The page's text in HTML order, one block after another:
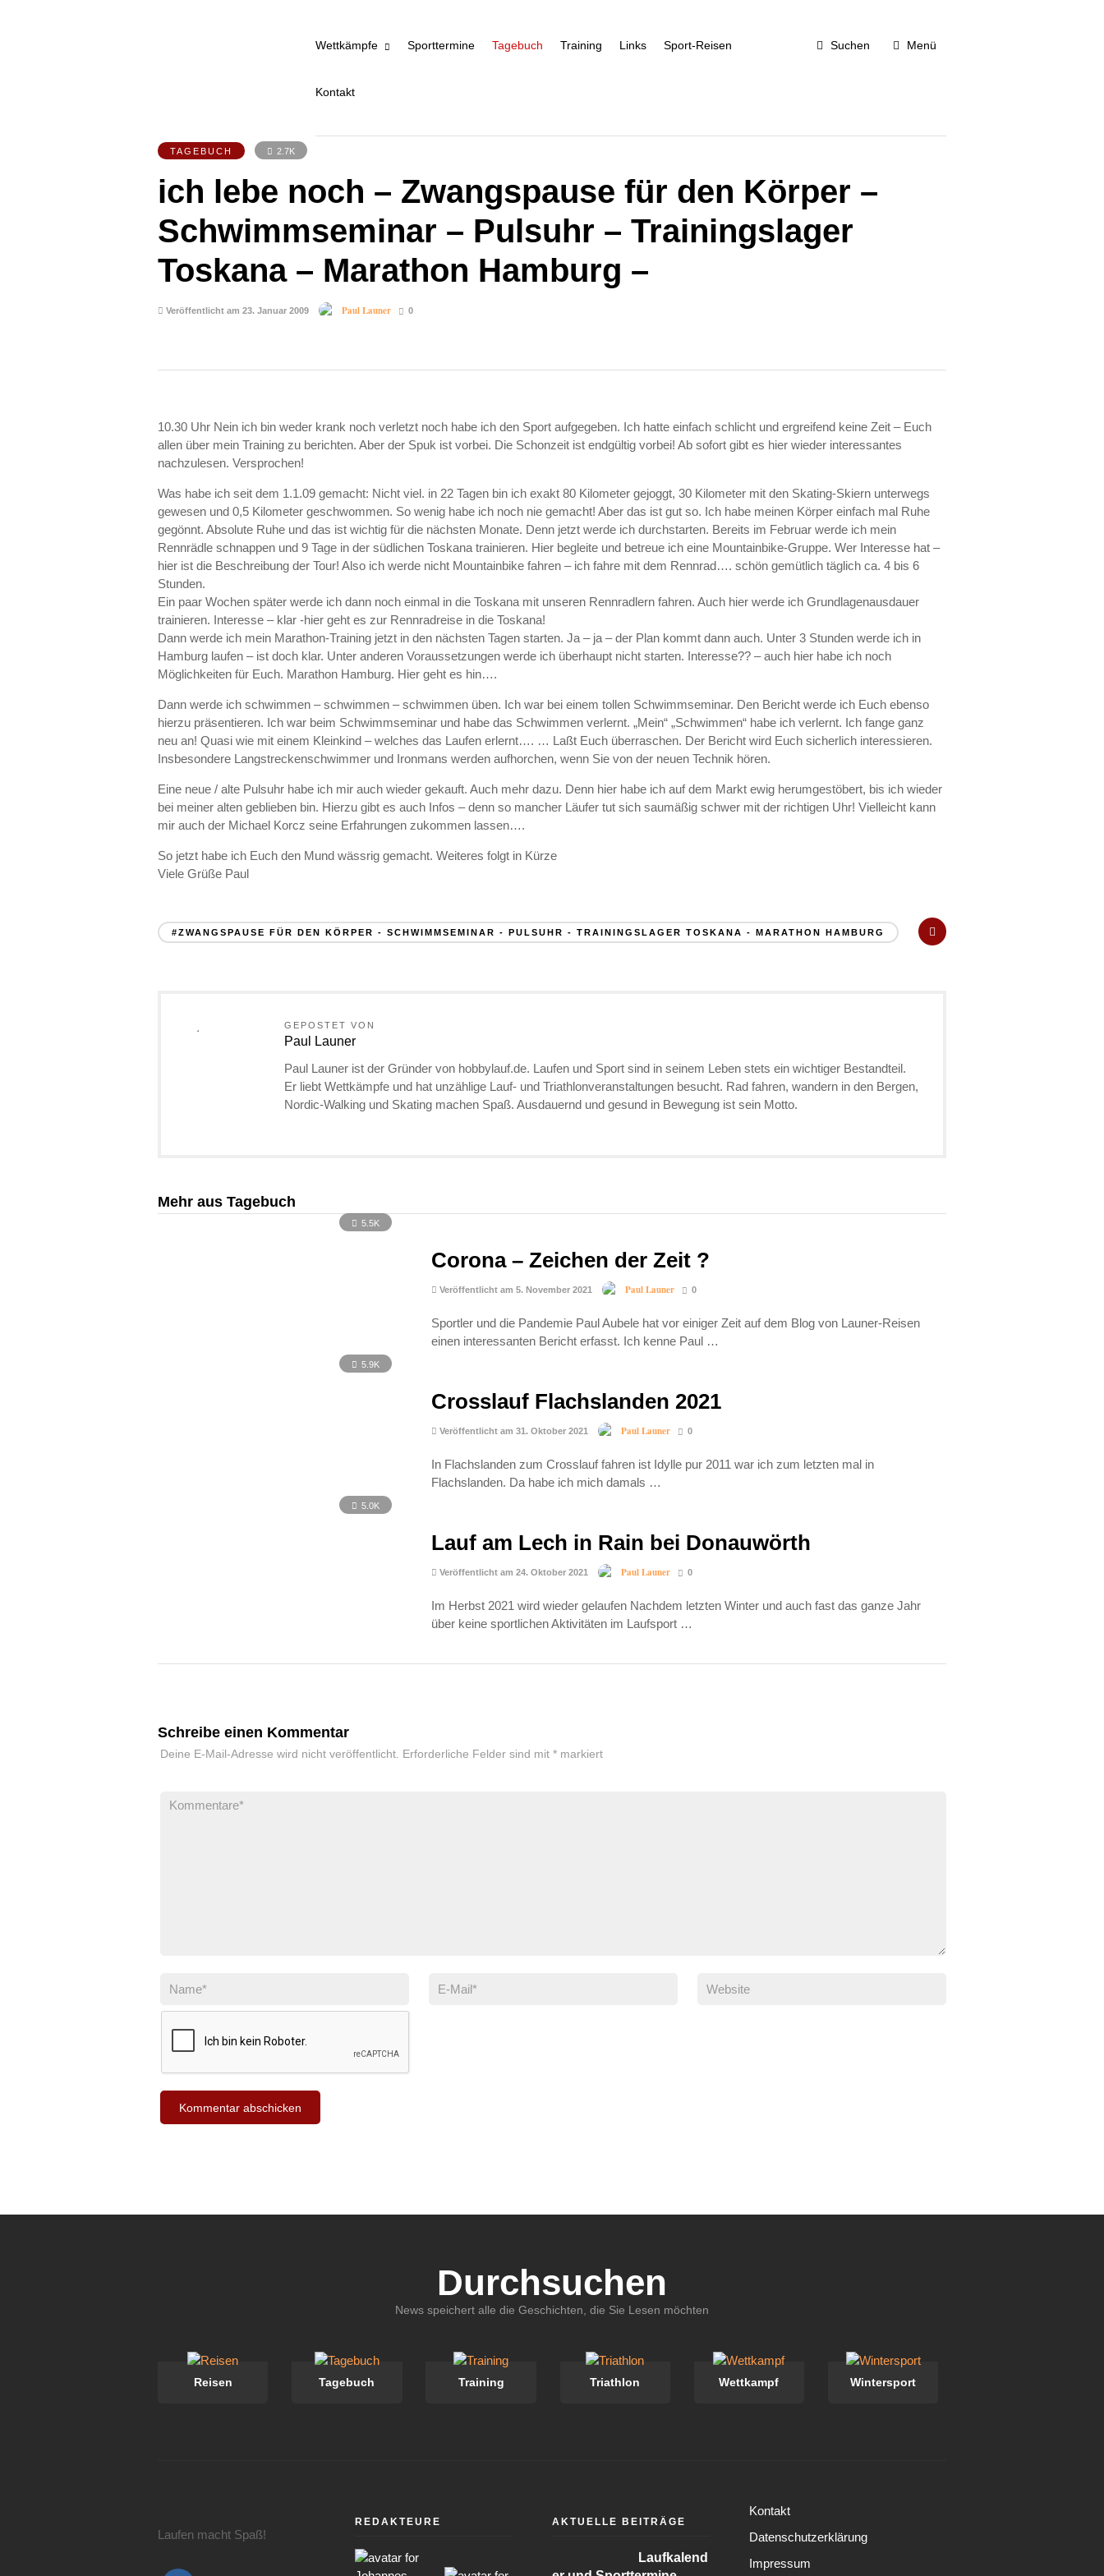
Wettkämpfe Sporttermine Tagebuch Training Links Sport-Reisen
Kontakt
Suchen Menü
TAGEBUCH 2.7K
ich lebe noch – Zwangspause für den Körper –
Schwimmseminar – Pulsuhr – Trainingslager
Toskana – Marathon Hamburg –
Veröffentlicht am 23. Januar 2009 Paul Launer 0
10.30 Uhr Nein ich bin weder krank noch verletzt noch habe ich den Sport aufgegeben. Ich hatte einfach schlicht und ergreifend keine Zeit – Euch
allen über mein Training zu berichten. Aber der Spuk ist vorbei. Die Schonzeit ist endgültig vorbei! Ab sofort gibt es hier wieder interessantes
nachzulesen. Versprochen!
Was habe ich seit dem 1.1.09 gemacht: Nicht viel. in 22 Tagen bin ich exakt 80 Kilometer gejoggt, 30 Kilometer mit den Skating-Skiern unterwegs
gewesen und 0,5 Kilometer geschwommen. So wenig habe ich noch nie gemacht! Aber das ist gut so. Ich habe meinen Körper einfach mal Ruhe
gegönnt. Absolute Ruhe und das ist wichtig für die nächsten Monate. Denn jetzt werde ich durchstarten. Bereits im Februar werde ich mein
Rennrädle schnappen und 9 Tage in der südlichen Toskana trainieren. Hier begleite und betreue ich eine Mountainbike-Gruppe. Wer Interesse hat –
hier ist die Beschreibung der Tour! Also ich werde nicht Mountainbike fahren – ich fahre mit dem Rennrad…. schön gemütlich täglich ca. 4 bis 6
Stunden.
Ein paar Wochen später werde ich dann noch einmal in die Toskana mit unseren Rennradlern fahren. Auch hier werde ich Grundlagenausdauer
trainieren. Interesse – klar -hier geht es zur Rennradreise in die Toskana!
Dann werde ich mein Marathon-Training jetzt in den nächsten Tagen starten. Ja – ja – der Plan kommt dann auch. Unter 3 Stunden werde ich in
Hamburg laufen – ist doch klar. Unter anderen Voraussetzungen werde ich überhaupt nicht starten. Interesse?? – auch hier habe ich noch
Möglichkeiten für Euch. Marathon Hamburg. Hier geht es hin….
Dann werde ich schwimmen – schwimmen – schwimmen üben. Ich war bei einem tollen Schwimmseminar. Den Bericht werde ich Euch ebenso
hierzu präsentieren. Ich war beim Schwimmseminar und habe das Schwimmen verlernt. „Mein“ „Schwimmen“ habe ich verlernt. Ich fange ganz
neu an! Quasi wie mit einem Kleinkind – welches das Laufen erlernt…. … Laßt Euch überraschen. Der Bericht wird Euch sicherlich interessieren.
Insbesondere Langstreckenschwimmer und Ironmans werden aufhorchen, wenn Sie von der neuen Technik hören.
Eine neue / alte Pulsuhr habe ich mir auch wieder gekauft. Auch mehr dazu. Denn hier habe ich auf dem Markt ewig herumgestöbert, bis ich wieder
bei meiner alten geblieben bin. Hierzu gibt es auch Infos – denn so mancher Läufer tut sich saumäßig schwer mit der richtigen Uhr! Vielleicht kann
mir auch der Michael Korcz seine Erfahrungen zukommen lassen….
So jetzt habe ich Euch den Mund wässrig gemacht. Weiteres folgt in Kürze
Viele Grüße Paul
#ZWANGSPAUSE FÜR DEN KÖRPER - SCHWIMMSEMINAR - PULSUHR - TRAININGSLAGER TOSKANA - MARATHON HAMBURG
GEPOSTET VON
Paul Launer
Paul Launer ist der Gründer von hobbylauf.de. Laufen und Sport sind in seinem Leben stets ein wichtiger Bestandteil.
Er liebt Wettkämpfe und hat unzählige Lauf- und Triathlonveranstaltungen besucht. Rad fahren, wandern in den Bergen,
Nordic-Walking und Skating machen Spaß. Ausdauernd und gesund in Bewegung ist sein Motto.
Mehr aus Tagebuch
5.5K
Corona – Zeichen der Zeit ?
Veröffentlicht am 5. November 2021 Paul Launer 0
Sportler und die Pandemie Paul Aubele hat vor einiger Zeit auf dem Blog von Launer-Reisen
einen interessanten Bericht erfasst. Ich kenne Paul …
5.9K
Crosslauf Flachslanden 2021
Veröffentlicht am 31. Oktober 2021 Paul Launer 0
In Flachslanden zum Crosslauf fahren ist Idylle pur 2011 war ich zum letzten mal in
Flachslanden. Da habe ich mich damals …
5.0K
Lauf am Lech in Rain bei Donauwörth
Veröffentlicht am 24. Oktober 2021 Paul Launer 0
Im Herbst 2021 wird wieder gelaufen Nachdem letzten Winter und auch fast das ganze Jahr
über keine sportlichen Aktivitäten im Laufsport …
Schreibe einen Kommentar
Deine E-Mail-Adresse wird nicht veröffentlicht. Erforderliche Felder sind mit *markiert
Durchsuchen
News speichert alle die Geschichten, die Sie Lesen möchten
Reisen Tagebuch Training Triathlon Wettkampf Wintersport
Laufen macht Spaß!
REDAKTEURE AKTUELLE BEITRÄGE
Laufkalend
Kontakt
Datenschutzerklärung
Impressum